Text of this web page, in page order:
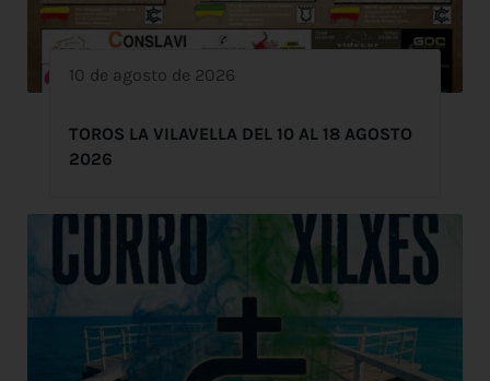
10 de agosto de 2026
TOROS LA VILAVELLA DEL 10 AL 18 AGOSTO
2026